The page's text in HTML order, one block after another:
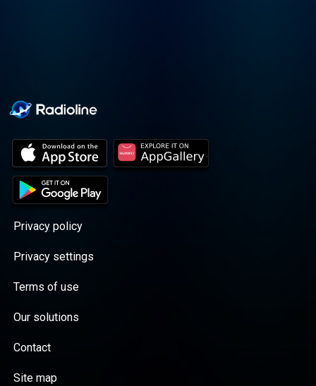
Privacy policy
Privacy settings
Terms of use
Our solutions
Contact
Site map